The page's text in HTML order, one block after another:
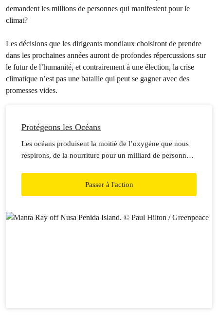
demandent les millions de personnes qui manifestent pour le
climat?
Les décisions que les dirigeants mondiaux choisiront de prendre
dans les prochaines années auront de profondes répercussions sur
le futur de l’humanité, et contrairement à une élection, la crise
climatique n’est pas une bataille qui peut se gagner avec des
promesses vides.
Protégeons les Océans
Les océans produisent la moitié de l’oxygène que nous
respirons, de la nourriture pour un milliard de personnes,
jamais.
Passer à l'action